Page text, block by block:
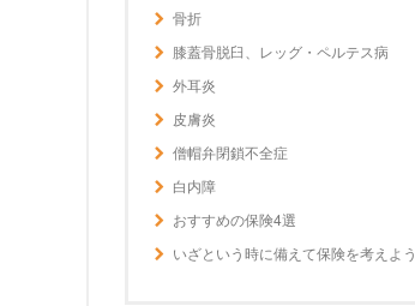
骨折
膝蓋骨脱臼、レッグ・ペルテス病
外耳炎
皮膚炎
僧帽弁閉鎖不全症
白内障
おすすめの保険4選
いざという時に備えて保険を考えよう